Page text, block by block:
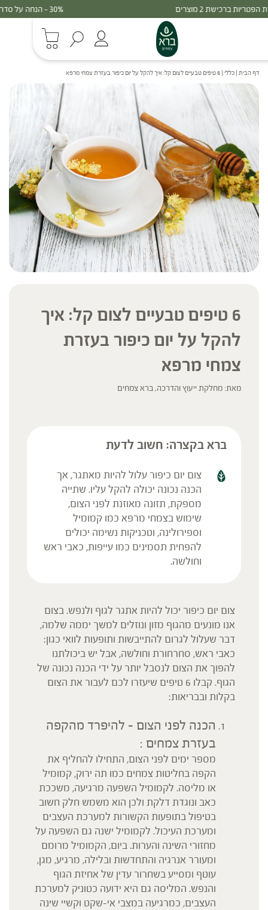
30% - הנחה על סדרת הפטריות ברכישת 3 מוצרים
דף הבית | כללי | 6 טיפים טבעיים לצום קל: איך להקל על יום כיפור בעזרת צמחי מרפא
6 טיפים טבעיים לצום קל: איך
להקל על יום כיפור בעזרת
צמחי מרפא
מאת: מחלקת ייעוץ והדרכה, ברא צמחים
ברא בקצרה: חשוב לדעת
צום יום כיפור עלול להיות מאתגר, אך
הכנה נכונה יכולה להקל עליו. שתייה
מספקת, תזונה מאוזנת לפני הצום,
שימוש בצמחי מרפא כמו קמומיל
וספירולינה, וטכניקות נשימה יכולים
להפחית תסמינים כמו עייפות, כאבי ראש
וחולשה.
צום יום כיפור יכול להיות אתגר לגוף ולנפש. בצום
אנו מונעים מהגוף מזון ונוזלים למשך יממה שלמה,
דבר שעלול לגרום להתייבשות ותופעות לוואי כגון:
כאבי ראש, סחרחורת וחולשה, אבל יש ביכולתנו
להפוך את הצום לנסבל יותר על ידי הכנה נכונה של
הגוף. קבלו 6 טיפים שיעזרו לכם לעבור את הצום
בקלות ובבריאות:
הכנה לפני הצום – להיפרד מהקפה
בעזרת צמחים :
מספר ימים לפני הצום, התחילו להחליף את
הקפה בחליטות צמחים כמו תה ירוק, קמומיל
או מליסה. לקמומיל השפעה מרגיעה, משככת
כאב ונוגדת דלקת ולכן הוא משמש חלק חשוב
בטיפול בתופעות הקשורות למערכת העצבים
ומערכת העיכול. לקמומיל ישנה גם השפעה על
מחזורי השינה והערות. ביום, הקמומיל מרומם
ומעורר אנרגיה והתחדשות ובלילה, מרגיע, מגן,
עוטף ומסייע בשחרור עדין של אחיזת הגוף
והנפש. המליסה גם היא ידועה כטוניק למערכת
העצבים, כמרגיעה במצבי אי-שקט וקשיי שינה